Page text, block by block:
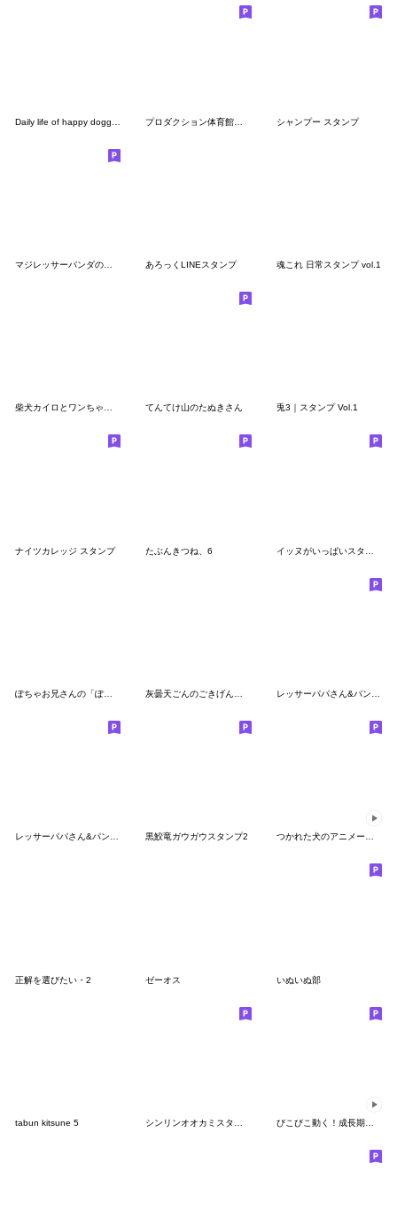
シャンプー スタンプ
あろっくLINEスタンプ 魂これ 日常スタンプ vol.1
柴犬カイロとワンちゃんず てんてけ山のたぬきさん 兎3｜スタンプ Vol.1
ナイツカレッジ スタンプ たぶんきつね、6
ぽちゃお兄さんの「ぽちゃお君」スタンプ2
レッサーパパさん&パンダパパさんスタンプ 黒鮫竜ガウガウスタンプ2 つかれた犬のアニメーションスタンプ2
正解を選びたい・2 ゼーオス いぬいぬ部
tabun kitsune 5 びこびこ動く！成長期イッヌスタンプ